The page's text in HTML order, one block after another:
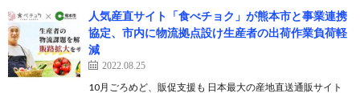
人気産直サイト「食べチョク」が熊本市と事業連携
協定、市内に物流拠点設け生産者の出荷作業負荷軽
減
2022.08.25
10月ごろめど、販促支援も 日本最大の産地直送通販サイト